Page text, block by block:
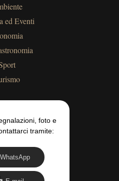
ed Eventi
foto e
tramite:
WhatsApp